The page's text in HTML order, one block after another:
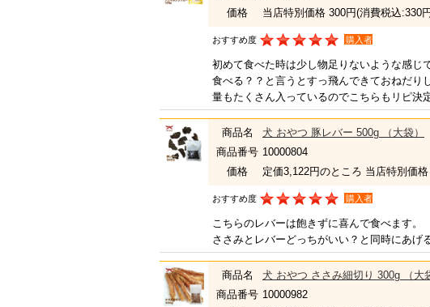
価格
当店特別価格 300円(消費税込:330
おすすめ度 購入者
初めて食べた時は少し物足りないような感じ
食べる？？と言うとすっ飛んできておねだり
量もたくさん入っているのでこちらもリピ決
商品名
犬 おやつ 豚レバー 500g （大袋）
商品番号 10000804
価格
定価3,122円のところ 当店特別価格
おすすめ度 購入者
こちらのレバーは飽きずに喜んで食べます。
ささみとレバーどっちがいい？と同時にあ
商品名
犬 おやつ ささみ細切り 300g （大
商品番号 10000982